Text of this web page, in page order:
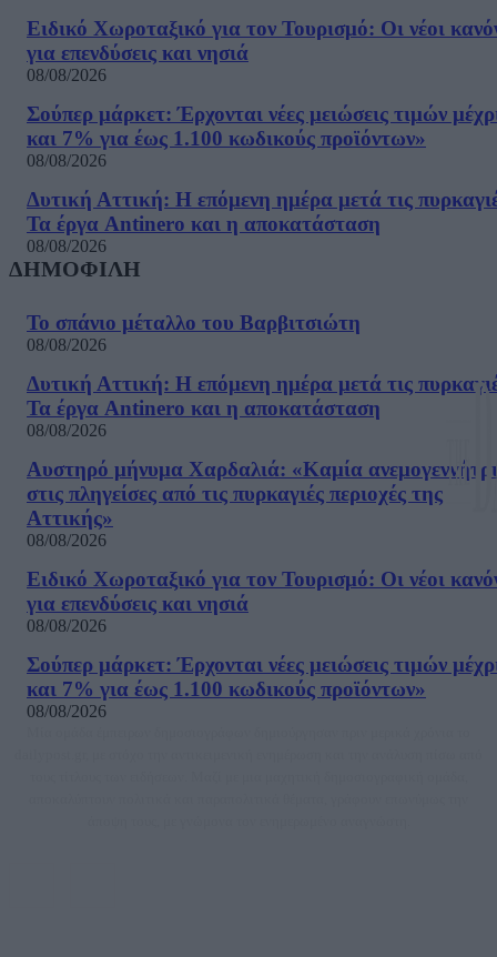
Ειδικό Χωροταξικό για τον Τουρισμό: Οι νέοι
για επενδύσεις και νησιά
08/08/2026
Σούπερ μάρκετ: Έρχονται νέες μειώσεις τιμών
και 7% για έως 1.100 κωδικούς προϊόντων»
08/08/2026
Δυτική Αττική: Η επόμενη ημέρα μετά τις
Τα έργα Antinero και η αποκατάσταση
08/08/2026
ΔΗΜΟΦΙΛΗ
Το σπάνιο μέταλλο του Βαρβιτσιώτη
08/08/2026
Δυτική Αττική: Η επόμενη ημέρα μετά τις
Τα έργα Antinero και η αποκατάσταση
08/08/2026
Αυστηρό μήνυμα Χαρδαλιά: «Καμία
στις πληγείσες από τις πυρκαγιές περιοχές της
Αττικής»
08/08/2026
Ειδικό Χωροταξικό για τον Τουρισμό: Οι νέοι
για επενδύσεις και νησιά
08/08/2026
Σούπερ μάρκετ: Έρχονται νέες μειώσεις τιμών
και 7% για έως 1.100 κωδικούς προϊόντων»
08/08/2026